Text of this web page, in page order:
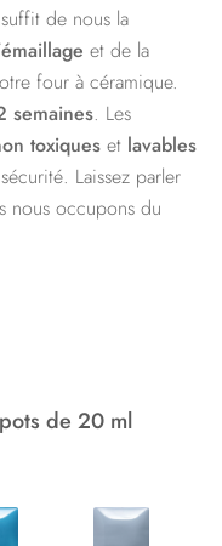
de nous la
et de la
four à céramique.
semaines. Les
toxiques et lavables
Laissez parler
nous occupons du
de 20 ml